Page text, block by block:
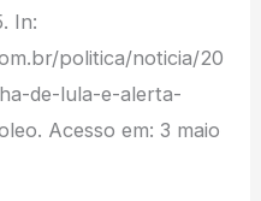
In:
politica/noticia/20
de-lula-e-alerta-
Acesso em: 3 maio